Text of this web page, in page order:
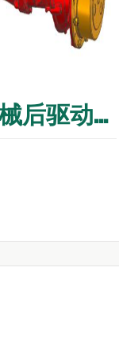
CD/CE平台收获机械后驱动桥